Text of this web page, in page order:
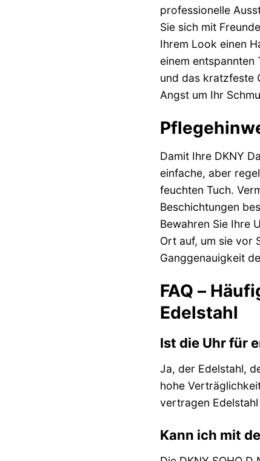
professionelle
Sie sich mit
Ihrem Look einen
einem entspannten
und das kratzfeste
Angst um Ihr
Damit Ihre DKNY
einfache, aber
feuchten Tuch.
Beschichtungen
Bewahren Sie Ihre
Ort auf, um sie vor
Ganggenauigkeit
FAQ –
Edelstahl
Ist die Uhr für
Ja, der Edelstahl,
hohe
vertragen
Kann ich mit